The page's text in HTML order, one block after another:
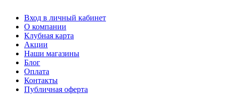
Вход в личный кабинет
О компании
Клубная карта
Акции
Наши магазины
Блог
Оплата
Контакты
Публичная оферта